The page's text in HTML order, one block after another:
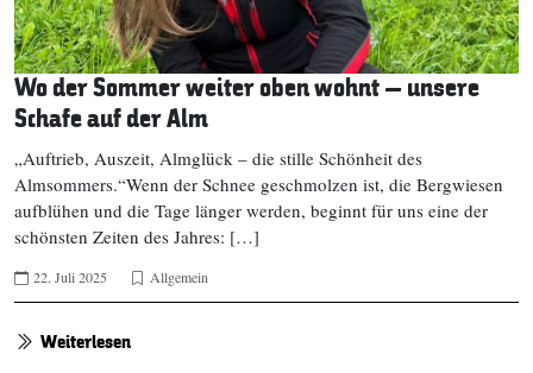
Wo der Sommer weiter oben wohnt – unsere
Schafe auf der Alm
„Auftrieb, Auszeit, Almglück – die stille Schönheit des
Almsommers.“Wenn der Schnee geschmolzen ist, die Bergwiesen
aufblühen und die Tage länger werden, beginnt für uns eine der
schönsten Zeiten des Jahres: […]
22. Juli 2025 Allgemein
Weiterlesen